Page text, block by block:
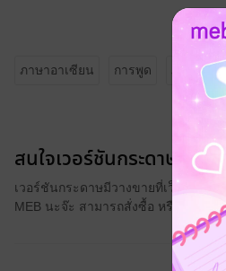
ภาษาอาเซียน การพูด ภาษาเพื่อ
สนใจเวอร์ชันกระดาษ เชิญท
เวอร์ชันกระดาษมีวางขายที่เว็บไซต์ส
MEB นะจ๊ะ สามารถสั่งซื้อ หรือติดต่อค